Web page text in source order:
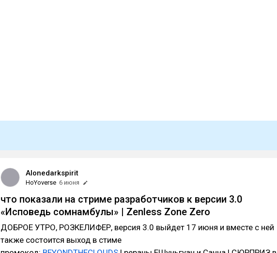
Аlonedarkspirit
HoYoverse 6 июня
что показали на стриме разработчиков к версии 3.0
«Исповедь сомнамбулы» | Zenless Zone Zero
ДОБРОЕ УТРО, РОЗКЕЛИФЕР, версия 3.0 выйдет 17 июня и вместе с ней
также состоится выход в стиме